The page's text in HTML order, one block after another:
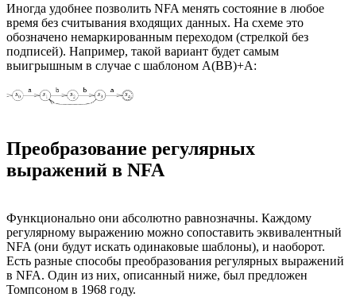
Иногда удобнее позволить NFA менять состояние в любое
время без считывания входящих данных. На схеме это
обозначено немаркированным переходом (стрелкой без
подписей). Например, такой вариант будет самым
выигрышным в случае с шаблоном A(BB)+A:
Преобразование регулярных
выражений в NFA
Функционально они абсолютно равнозначны. Каждому
регулярному выражению можно сопоставить эквивалентный
NFA (они будут искать одинаковые шаблоны), и наоборот.
Есть разные способы преобразования регулярных выражений
в NFA. Один из них, описанный ниже, был предложен
Томпсоном в 1968 году.